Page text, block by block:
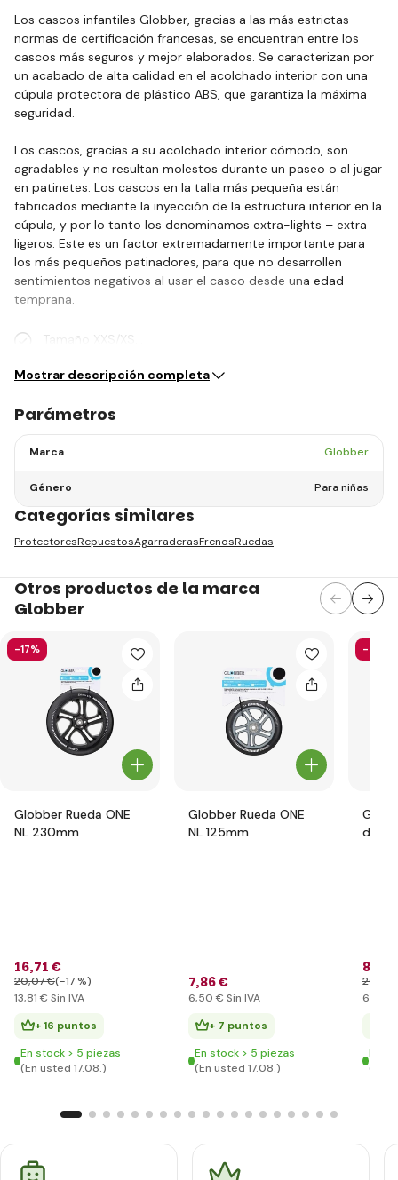
Los cascos infantiles Globber, gracias a las más estrictas
normas de certificación francesas, se encuentran entre los
cascos más seguros y mejor elaborados. Se caracterizan por
un acabado de alta calidad en el acolchado interior con una
cúpula protectora de plástico ABS, que garantiza la máxima
seguridad.
Los cascos, gracias a su acolchado interior cómodo, son
agradables y no resultan molestos durante un paseo o al jugar
en patinetes. Los cascos en la talla más pequeña están
fabricados mediante la inyección de la estructura interior en la
cúpula, y por lo tanto los denominamos extra-lights – extra
ligeros. Este es un factor extremadamente importante para
los más pequeños patinadores, para que no desarrollen
sentimientos negativos al usar el casco desde una edad
temprana.
Tamaño XXS/XS…
Mostrar descripción completa
Parámetros
Marca Globber
Género Para niñas
Categorías similares
ProtectoresRepuestosAgarraderasFrenosRuedas
Otros productos de la marca
Globber
-17%
Globber Rueda ONE
NL 230mm
16,71 €
20,07 €(-17 %)
13,81 € Sin IVA
+ 16 puntos
En stock > 5 piezas
(En usted 17.08.)
Globber Rueda ONE
NL 125mm
7,86 €
6,50 € Sin IVA
+ 7 puntos
En stock > 5 piezas
(En usted 17.08.)
-58%
de
8
20
6
En
(En